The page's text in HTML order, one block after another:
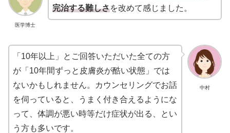
医学博士
完治する難しさを改めて感じました。
中村
「10年以上」とご回答いただいた全ての方
が「10年間ずっと皮膚炎が酷い状態」では
ないかもしれません。カウンセリングでお話
を伺っていると、うまく付き合えるようにな
って、体調が悪い時等だけ症状が出る、とい
う方も多いです。